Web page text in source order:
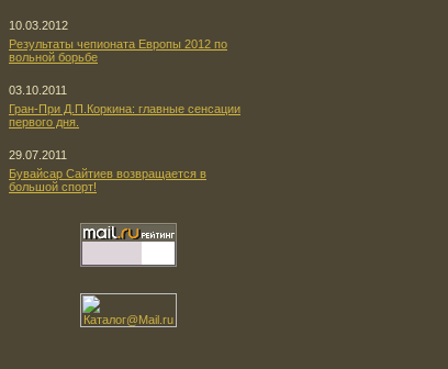
10.03.2012
Результаты чепионата Европы 2012 по
вольной борьбе
03.10.2011
Гран-При Д.П.Коркина: главные сенсации
первого дня.
29.07.2011
Бувайсар Сайтиев возвращается в
большой спорт!